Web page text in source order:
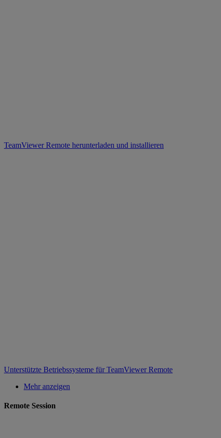
TeamViewer Remote herunterladen und installieren
Unterstützte Betriebssysteme für TeamViewer Remote
Mehr anzeigen
Remote Session